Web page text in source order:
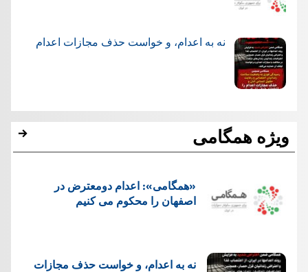
نه به اعدام، و خواست حذف مجازات اعدام
ویژه همگامی
«همگامی»: اعدام دومعترض در
اصفهان را محکوم می کنیم
نه به اعدام، و خواست حذف مجازات